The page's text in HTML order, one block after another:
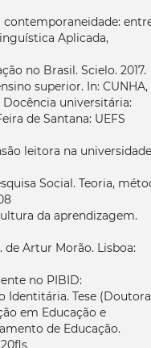
contemporaneidade:
Aplicada,
no Brasil. Scielo. 2017.
superior. In: CUNHA,
Docência universitária:
de Santana: UEFS
leitora na
Social. Teoria,
da aprendizagem.
de Artur Morão. Lisboa:
no PIBID:
Identitária. Tese
em Educação e
de Educação.